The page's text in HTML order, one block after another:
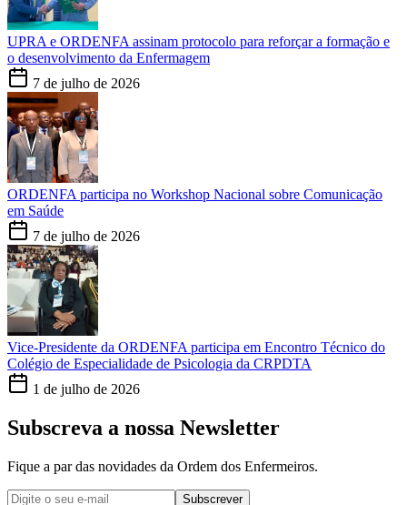
UPRA e ORDENFA assinam protocolo para reforçar a formação e
o desenvolvimento da Enfermagem
7 de julho de 2026
ORDENFA participa no Workshop Nacional sobre Comunicação
em Saúde
7 de julho de 2026
Vice-Presidente da ORDENFA participa em Encontro Técnico do
Colégio de Especialidade de Psicologia da CRPDTA
1 de julho de 2026
Subscreva a nossa Newsletter
Fique a par das novidades da Ordem dos Enfermeiros.
Subscrever